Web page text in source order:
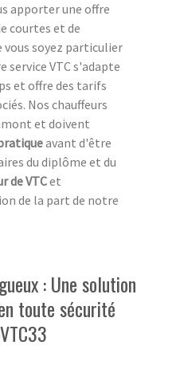
apporter une offre
courtes et de
vous soyez particulier
VTC s'adapte
et offre des tarifs
Nos chauffeurs
et doivent
avant d'être
du diplôme et du
de VTCet
de la part de notre
: Une solution
toute sécurité